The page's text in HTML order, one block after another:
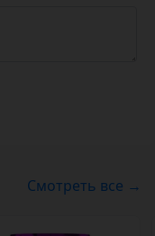
Смотреть все →